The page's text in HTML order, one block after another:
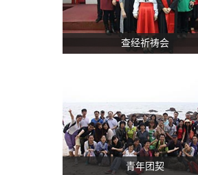
查经祈祷会
青年团契